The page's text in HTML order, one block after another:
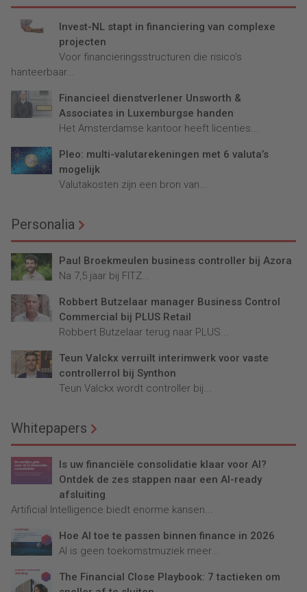
Invest-NL stapt in financiering van complexe
projecten
Voor financieringsstructuren die risico’s
hanteerbaar...
Financieel dienstverlener Unsworth &
Associates in Luxemburgse handen
Het Amsterdamse kantoor heeft licenties...
Pleo: multi-valutarekeningen met 6 valuta’s
mogelijk
Valutakosten zijn een bron van...
Personalia
Paul Broekmeulen business controller bij Azora
Na 7,5 jaar bij FITZ...
Robbert Butzelaar manager Business Control
Commercial bij PLUS Retail
Robbert Butzelaar terug naar PLUS...
Teun Valckx verruilt interimwerk voor vaste
controllerrol bij Synthon
Teun Valckx wordt controller bij...
Whitepapers
Is uw financiële consolidatie klaar voor AI?
Ontdek de zes stappen naar een AI-ready
afsluiting
Artificial Intelligence biedt enorme kansen...
Hoe AI toe te passen binnen finance in 2026
AI is geen toekomstmuziek meer...
The Financial Close Playbook: 7 tactieken om